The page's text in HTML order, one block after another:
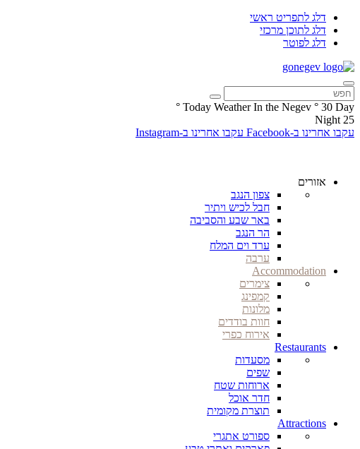
דלג לתפריט ראשי
דלג לתוכן מרכזי
דלג לפוטר
Today Weather In the Negev ° 30 Day
°
25
Night
עקבו אחרינו ב-Facebook
עקבו אחרינו ב-Instagram
אזורים
צפון הנגב
חבל לכיש ויתיר
באר שבע והסביבה
הר הנגב
ערד וים המלח
ערבה
Accommodation
צימרים
קמפינג
מלונות
חוות בודדים
אירוח כפרי
Restaurants
מסעדות
שפים
ארוחות שטח
חדר אוכל
תוצרת מקומית
Attractions
ספורט אתגרי